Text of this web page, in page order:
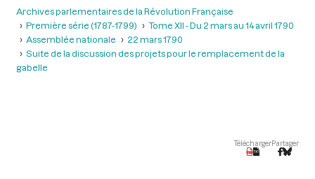
Archives parlementaires de la Révolution Française
Première série (1787-1799)
Tome XII - Du 2 mars au 14 avril 1790
Assemblée nationale
22 mars 1790
Suite de la discussion des projets pour le remplacement de la
gabelle
TéléchargerPartager